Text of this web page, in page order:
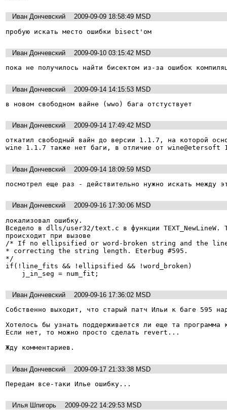
Иван Дончевский
2009-09-09 18:58:49 MSD
пробую искать место ошибки bisect'ом
Иван Дончевский
2009-09-10 03:15:42 MSD
пока не получилось найти бисектом из-за ошибок
Иван Дончевский
2009-09-14 14:15:53 MSD
в новом свободном вайне (wwo) бага отстуствует
Иван Дончевский
2009-09-14 17:49:42 MSD
откатил свободный вайн до версии 1.1.7, на которой
wine 1.1.7 также нет баги, в отличие от wine@etersoft
Иван Дончевский
2009-09-14 18:09:59 MSD
посмотрел еще раз - действительно нужно искать между
Иван Дончевский
2009-09-16 17:30:06 MSD
локализовал ошибку.
Вседело в dlls/user32/text.c в функции TEXT_NewLineW.
происходит при вызове
/* If no ellipsified or word-broken string and the
* correcting the string length. Eterbug #595.
*/
if(!line_fits && !ellipsified && !word_broken)
    j_in_seg = num_fit;
Иван Дончевский
2009-09-16 17:36:02 MSD
Собственно выходит, что старый патч Ильи к баге 595
Хотелось бы узнать поддерживается ли еще та
Если нет, то можно просто сделать revert...
Жду комментариев.
Иван Дончевский
2009-09-17 21:33:38 MSD
Передам все-таки Илье ошибку...
Илья Шпигорь 2009-09-22 14:29:53 MSD